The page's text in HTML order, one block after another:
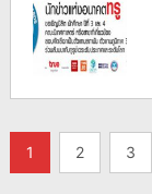
แนะแนว
1 2 3